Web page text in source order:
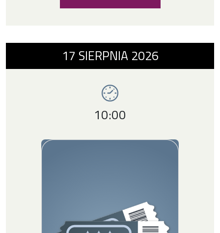
Wydarzenie numer 9: O CZYM MARZĄ
17 SIERPNIA 2026
Godzina wydarzenia,
10:00